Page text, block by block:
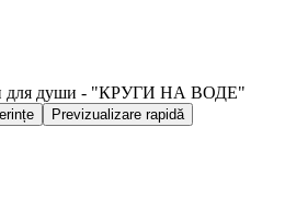
Previzualizare rapidă